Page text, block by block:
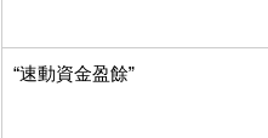
“速動資金盈餘”